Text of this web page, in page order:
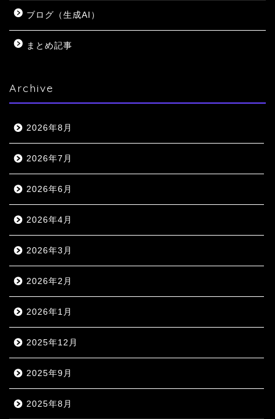
ブログ（生成AI）
まとめ記事
Archive
2026年8月
2026年7月
2026年6月
2026年4月
2026年3月
2026年2月
2026年1月
2025年12月
2025年9月
2025年8月